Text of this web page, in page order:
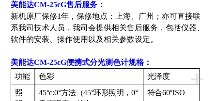
美能达CM-25cG售后服务：
新机原厂保修1年，保修地点：上海、广州；亦可直接联
系我司技术人员，我司会提供相关售后服务，包括仪器、
软件的安装、操作使用以及相关参数设定。
美能达CM-25cG便携式分光测色计规格：
+
功能 色彩 光泽度
照
45°c:0°方法（45°环形照明，0°
符合60°ISO